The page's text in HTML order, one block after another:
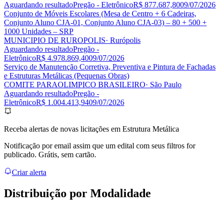
Aguardando resultadoPregão - EletrônicoR$ 877.687,8009/07/2026
Conjunto de Móveis Escolares (Mesa de Centro + 6 Cadeiras,
Conjunto Aluno CJA-01, Conjunto Aluno CJA-03) – 80 + 500 +
1000 Unidades – SRP
MUNICIPIO DE RUROPOLIS· Rurópolis
Aguardando resultadoPregão -
EletrônicoR$ 4.978.869,4009/07/2026
Serviço de Manutenção Corretiva, Preventiva e Pintura de Fachadas
e Estruturas Metálicas (Pequenas Obras)
COMITE PARAOLIMPICO BRASILEIRO· São Paulo
Aguardando resultadoPregão -
EletrônicoR$ 1.004.413,9409/07/2026
Receba alertas de novas licitações em Estrutura Metálica
Notificação por email assim que um edital com seus filtros for
publicado. Grátis, sem cartão.
Criar alerta
Distribuição por Modalidade